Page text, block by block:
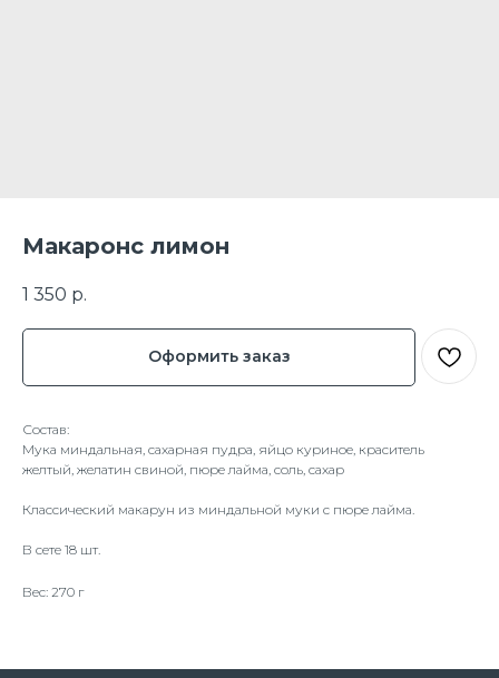
Макаронс лимон
1 350 р.
Оформить заказ
Состав:
Мука миндальная, сахарная пудра, яйцо куриное, краситель
желтый, желатин свиной, пюре лайма, соль, сахар
Классический макарун из миндальной муки с пюре лайма.
В сете 18 шт.
Вес: 270 г